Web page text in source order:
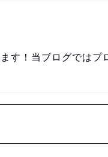
す！当ブログではプ